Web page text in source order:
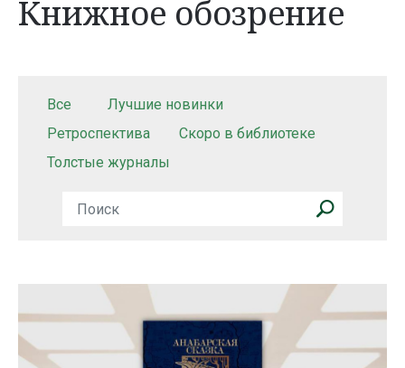
Книжное обозрение
Все
Лучшие новинки
Ретроспектива
Скоро в библиотеке
Толстые журналы